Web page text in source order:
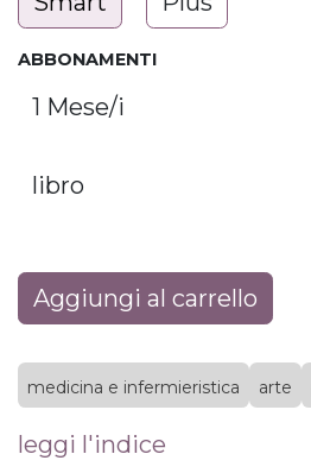
ABBONAMENTI
Aggiungi al carrello
medicina e infermieristica arte
leggi l'indice